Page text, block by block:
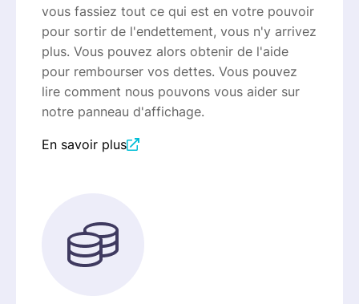
vous fassiez tout ce qui est en votre pouvoir
pour sortir de l'endettement, vous n'y arrivez
plus. Vous pouvez alors obtenir de l'aide
pour rembourser vos dettes. Vous pouvez
lire comment nous pouvons vous aider sur
notre panneau d'affichage.
En savoir plus